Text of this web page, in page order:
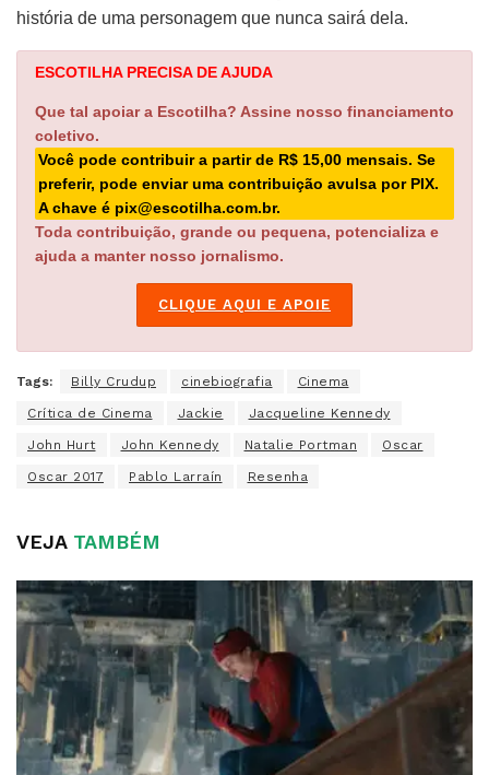
história de uma personagem que nunca sairá dela.
ESCOTILHA PRECISA DE AJUDA
Que tal apoiar a Escotilha? Assine nosso financiamento
coletivo.
Você pode contribuir a partir de R$ 15,00 mensais. Se
preferir, pode enviar uma contribuição avulsa por PIX.
A chave é pix@escotilha.com.br.
Toda contribuição, grande ou pequena, potencializa e
ajuda a manter nosso jornalismo.
CLIQUE AQUI E APOIE
Tags: Billy Crudup cinebiografia Cinema
Crítica de Cinema Jackie Jacqueline Kennedy
John Hurt John Kennedy Natalie Portman Oscar
Oscar 2017 Pablo Larraín Resenha
VEJATAMBÉM